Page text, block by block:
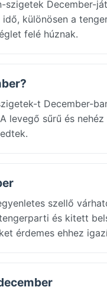
December-
különösen a
felé húznak.
t December-
levegő sűrű és
szellő
és kitett
érdemes ehhez